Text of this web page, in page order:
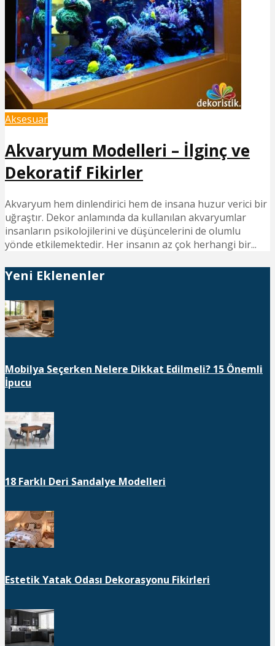
Aksesuar
Akvaryum Modelleri – İlginç ve
Dekoratif Fikirler
Akvaryum hem dinlendirici hem de insana huzur verici bir
uğraştır. Dekor anlamında da kullanılan akvaryumlar
insanların psikolojilerini ve düşüncelerini de olumlu
yönde etkilemektedir. Her insanın az çok herhangi bir...
Yeni Eklenenler
Mobilya Seçerken Nelere Dikkat Edilmeli? 15 Önemli
İpucu
18 Farklı Deri Sandalye Modelleri
Estetik Yatak Odası Dekorasyonu Fikirleri